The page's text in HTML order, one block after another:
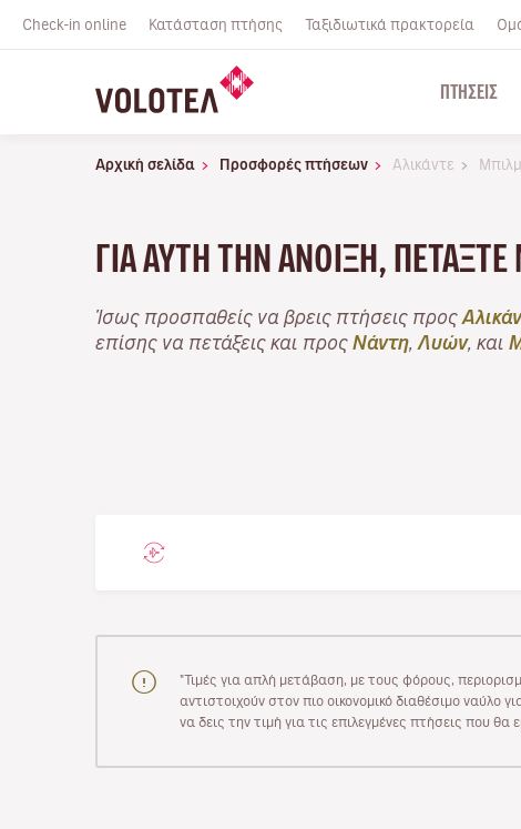
Check-in online Κατάσταση πτήσης Ταξιδιωτικά πρακτορεία
ΠΤΉΣΕΙΣ
Αρχική σελίδα Προσφορές πτήσεων Αλικάντε
ΓΙΑ ΑΥΤΉ ΤΗΝ ΆΝΟΙΞΗ,
Ίσως προσπαθείς να βρεις πτήσεις προς
επίσης να πετάξεις και προς Νάντη Λυών, και
"Τιμές για απλή μετάβαση, με τους φόρους,
αντιστοιχούν στον πιο οικονομικό διαθέσιμο ναύλο
να δεις την τιμή για τις επιλεγμένες πτήσεις που